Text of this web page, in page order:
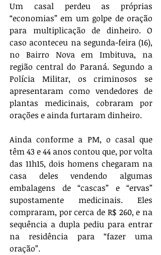
Um casal perdeu as próprias
“economias” em um golpe de oração
para multiplicação de dinheiro. O
caso aconteceu na segunda-feira (16),
no Bairro Nova em Imbituva, na
região central do Paraná. Segundo a
Polícia Militar, os criminosos se
apresentaram como vendedores de
plantas medicinais, cobraram por
orações e ainda furtaram dinheiro.
Ainda conforme a PM, o casal que
têm 43 e 44 anos contou que, por volta
das 11h15, dois homens chegaram na
casa deles vendendo algumas
embalagens de “cascas” e “ervas”
supostamente medicinais. Eles
compraram, por cerca de R$ 260, e na
sequência a dupla pediu para entrar
na residência para “fazer uma
oração”.